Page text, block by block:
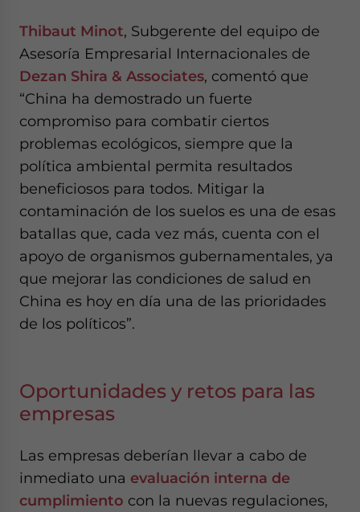
Thibaut Minot, Subgerente del equipo de
Asesoría Empresarial Internacionales de
Dezan Shira & Associates, comentó que
“China ha demostrado un fuerte
compromiso para combatir ciertos
problemas ecológicos, siempre que la
política ambiental permita resultados
beneficiosos para todos. Mitigar la
contaminación de los suelos es una de esas
batallas que, cada vez más, cuenta con el
apoyo de organismos gubernamentales, ya
que mejorar las condiciones de salud en
China es hoy en día una de las prioridades
de los políticos”.
Oportunidades y retos para las
empresas
Las empresas deberían llevar a cabo de
inmediato una evaluación interna de
cumplimiento con la nuevas regulaciones,